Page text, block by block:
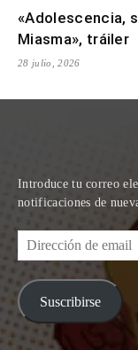
«Adolescencia,
Miasma», tráiler
28 julio, 2026
Introduce tu correo
notificaciones de
Dirección
de
email
Suscribirse